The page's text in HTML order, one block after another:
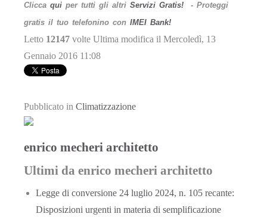
Clicca qui per tutti gli altri Servizi Gratis! - Proteggi
gratis il tuo telefonino con IMEI Bank!
Letto 12147 volte Ultima modifica il Mercoledì, 13
Gennaio 2016 11:08
Pubblicato in Climatizzazione
enrico mecheri architetto
Ultimi da enrico mecheri architetto
Legge di conversione 24 luglio 2024, n. 105 recante:
Disposizioni urgenti in materia di semplificazione